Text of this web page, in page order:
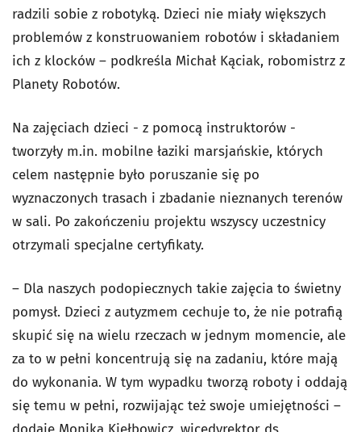
radzili sobie z robotyką. Dzieci nie miały większych
problemów z konstruowaniem robotów i składaniem
ich z klocków – podkreśla Michał Kąciak, robomistrz z
Planety Robotów.
Na zajęciach dzieci - z pomocą instruktorów -
tworzyły m.in. mobilne łaziki marsjańskie, których
celem następnie było poruszanie się po
wyznaczonych trasach i zbadanie nieznanych terenów
w sali. Po zakończeniu projektu wszyscy uczestnicy
otrzymali specjalne certyfikaty.
– Dla naszych podopiecznych takie zajęcia to świetny
pomysł. Dzieci z autyzmem cechuje to, że nie potrafią
skupić się na wielu rzeczach w jednym momencie, ale
za to w pełni koncentrują się na zadaniu, które mają
do wykonania. W tym wypadku tworzą roboty i oddają
się temu w pełni, rozwijając też swoje umiejętności –